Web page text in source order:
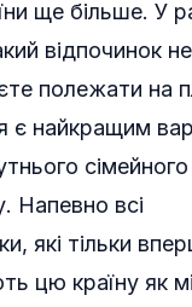
ще більше. У
відпочинок
полежати на
є найкращим
сімейного
Напевно всі
які тільки
цю країну як